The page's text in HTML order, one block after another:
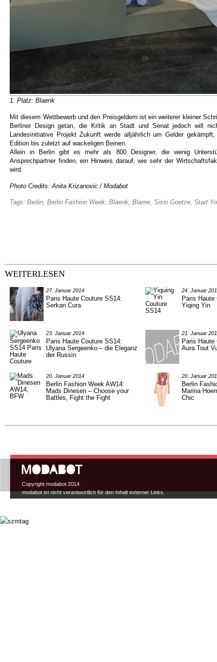
1. Platz: Blaenk
Mit diesem Wettbewerb und den Preisgeldern ist ein weiterer kleiner
Berliner Design getan, die Kritik an Stadt und Senat jedoch will
Landesinitiative Projekt Zukunft werde alljährlich um Gelder
Edition bis zuletzt auf wackeligen Beinen.
Allein in Berlin gibt es mehr als 800 Designer, die wenig
Ansprechpartner finden, ein Hinweis darauf, wie sehr der
wird.
Photo Credits: Anita Krizanovic / Modabot
Tags: Berlin Berlin Fashion Week Blaenk Blame Sissi Goetze Start
WEITERLESEN
27. Januar 2014
Paris Haute Couture SS14:
Serkan Cura
24. Januar
Paris Haute
Yiqing Yin
23. Januar 2014
Paris Haute Couture SS14:
Ulyana Sergeenko – die Eleganz
der Russin
21. Januar
Paris Haute
Aura Tout
20. Januar 2014
Berlin Fashion Week AW14:
Mads Dinesen – Choose your
Battles, Fight the Fight
20. Januar
Berlin
Marina
Chic
Hauptmenü
Copyright modabot 2014.
modabot ist nicht verantwortlich für den Inhalt externer Links.